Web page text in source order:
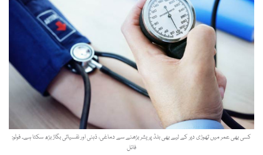
کسی بھی عمر میں تھوڑی دیر کے لیے بھی بلڈ پریشر بڑھنے سے دماغی، ذہنی اور نفسیاتی بگاڑ بڑھ سکتا ہے۔ فوٹو:
فائل